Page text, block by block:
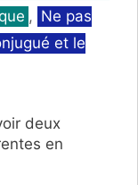
, Ne pas
et le
deux
en